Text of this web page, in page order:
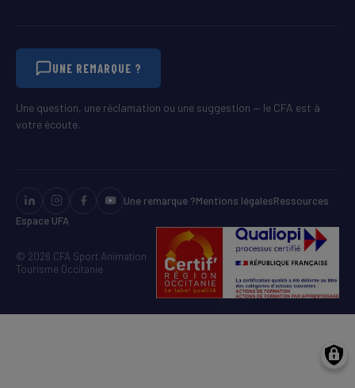
UNE REMARQUE ?
Une question, une réclamation ou une suggestion — le CFA est à
votre écoute.
Une remarque ?Mentions légalesRessources
Espace UFA
© 2026 CFA Sport Animation
Tourisme Occitanie